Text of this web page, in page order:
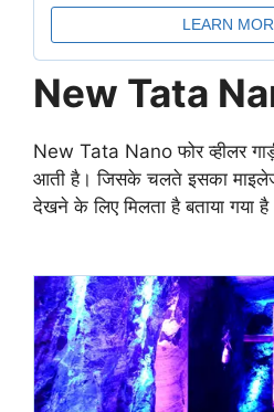
New Tata
New Tata Nano फोर व्हीलर
आती है। जिसके चलते इसका माइलेज
देखने के लिए मिलता है बताया गया